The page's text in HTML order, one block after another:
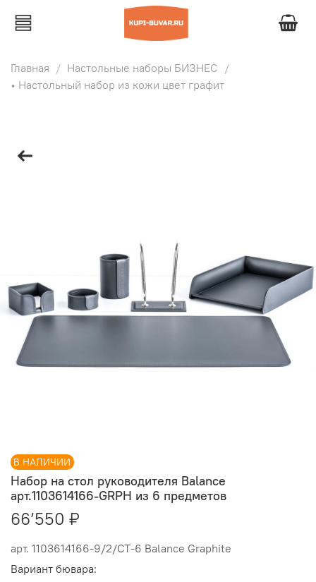
Главная
Настольные наборы БИЗНЕС
• Настольный набор из кожи цвет графит
В НАЛИЧИИ
арт. 1103614166-9/2/CT-6 Balance Graphite
Набор на стол руководителя Balance
арт.1103614166-GRPH из 6 предметов
66’550 ₽
Вариант бювара: